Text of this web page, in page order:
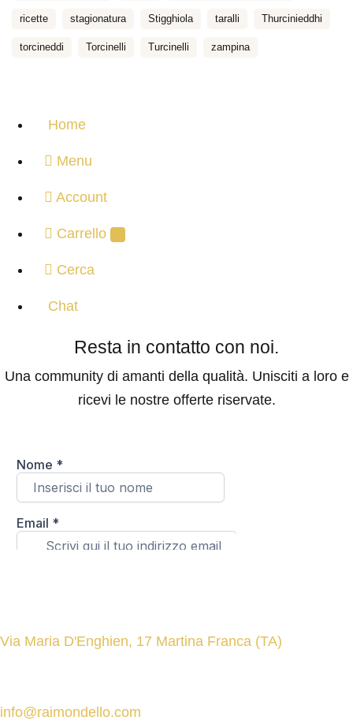
ricette stagionatura Stigghiola taralli Thurcinieddhi
torcineddi Torcinelli Turcinelli zampina
Home
Menu
Account
Carrello
Cerca
Chat
Resta in contatto con noi.
Una community di amanti della qualità. Unisciti a loro e
ricevi le nostre offerte riservate.
Via Maria D'Enghien, 17 Martina Franca (TA)
info@raimondello.com